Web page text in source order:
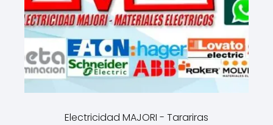
Electricidad MAJORI - Tarariras